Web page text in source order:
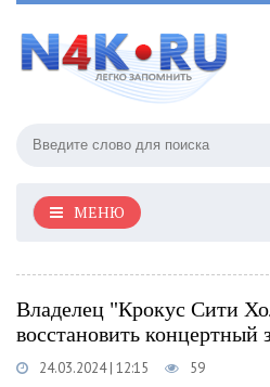
МЕНЮ
Владелец "Крокус Сити
восстановить концертный
24.03.2024 | 12:15 59